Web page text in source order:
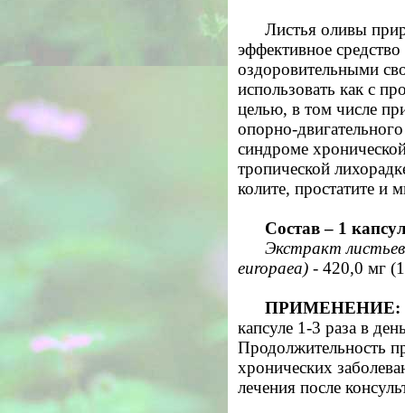
Листья оливы
эффективное
оздоровительными
использовать как с
целью, в том числе
опорно-
синдроме
тропической
колите, простатите и
Состав – 1
Экстракт
europaea) - 420,0 мг
ПРИМЕНЕНИЕ:
капсуле 1-3 раза в
Продолжительность
хронических
лечения после